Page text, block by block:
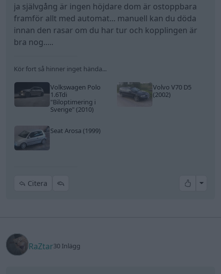
ja självgång är ingen höjdare dom är ostoppbara
framför allt med automat... manuell kan du döda
innan den rasar om du har tur och kopplingen är
bra nog.....
Kör fort så hinner inget hända...
Volkswagen Polo
1.6Tdi
"Biloptimering i
Sverige"(2010)
Volvo V70 D5
(2002)
Seat Arosa (1999)
Citera All
RaZtar30 Inlägg